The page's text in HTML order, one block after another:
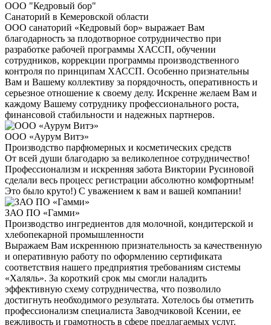
ООО "Кедровый бор"
Санаторий в Кемеровской области
ООО санаторий «Кедровый бор» выражает Вам
благодарность за плодотворное сотрудничество при
разработке рабочей программы ХАССП, обучении
сотрудников, коррекции программы производственного
контроля по принципам ХАССП. Особенно признательны
Вам и Вашему коллективу за порядочность, оперативность и
серьезное отношение к своему делу. Искренне желаем Вам и
каждому Вашему сотруднику профессионального роста,
финансовой стабильности и надежных партнеров.
ООО «Аурум Витэ»
Производство парфюмерных и косметических средств
От всей души благодарю за великолепное сотрудничество!
Профессионализм и искренняя забота Виктории Русиновой
сделали весь процесс регистрации абсолютно комфортным!
Это было круто!) С уважением к вам и вашей компании!
ЗАО ПО «Гамми»
Производство ингредиентов для молочной, кондитерской и
хлебопекарной промышленности
Выражаем Вам искреннюю признательность за качественную
и оперативную работу по оформлению сертификата
соответствия нашего предприятия требованиям системы
«Халяль». За короткий срок мы смогли наладить
эффективную схему сотрудничества, что позволило
достигнуть необходимого результата. Хотелось бы отметить
профессионализм специалиста Заводчиковой Ксении, ее
вежливость и грамотность в сфере предлагаемых услуг.